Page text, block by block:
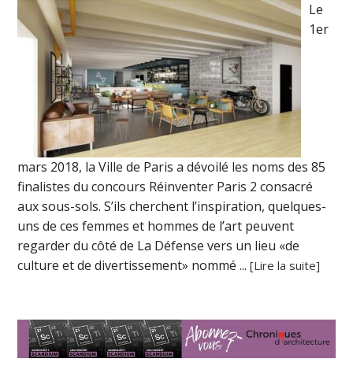
Le
1er
mars 2018, la Ville de Paris a dévoilé les noms des 85
finalistes du concours Réinventer Paris 2 consacré
aux sous-sols. S’ils cherchent l’inspiration, quelques-
uns de ces femmes et hommes de l’art peuvent
regarder du côté de La Défense vers un lieu «de
culture et de divertissement» nommé ...[Lire la suite]